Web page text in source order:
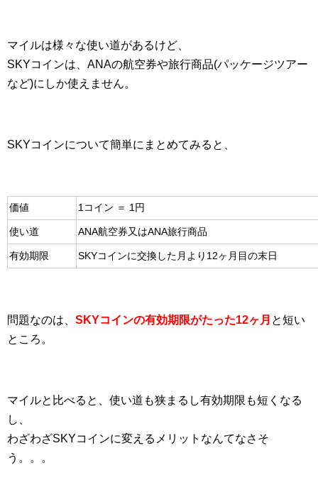
マイルは様々な使い道があるけど、
SKYコインは、ANAの航空券や旅行商品(パッケージツアー
など)にしか使えません。
SKYコインについて簡単にまとめてみると、
価値 1コイン ＝ 1円
使い道 ANA航空券又はANA旅行商品
有効期限 SKYコインに交換した月より12ヶ月目の末日
問題なのは、 SKYコインの有効期限がたった12ヶ月 と短い
ところ。
マイルと比べると、使い道も狭まるし有効期限も短くなる
し、
わざわざSKYコインに変えるメリットなんてなさそ
う。。。